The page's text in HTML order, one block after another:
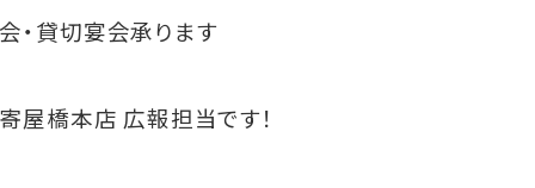
・貸切宴会承ります
屋橋本店 広報担当です！